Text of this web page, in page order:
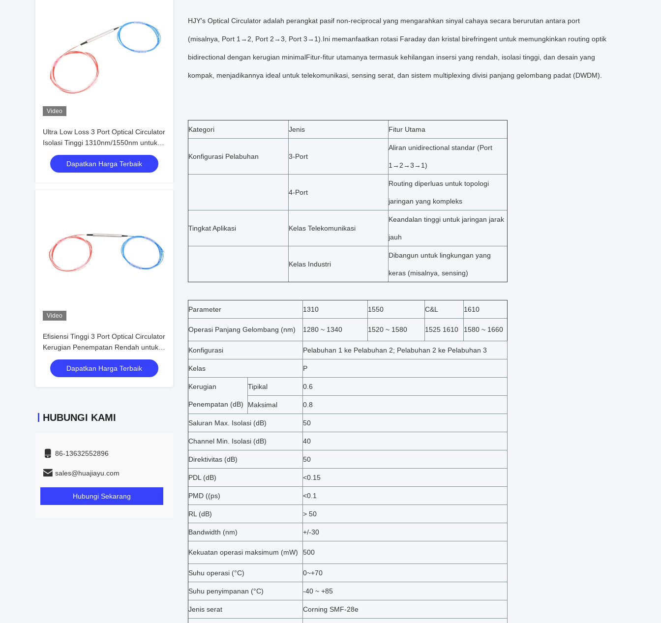
Video
Ultra Low Loss 3 Port Optical Circulator
Isolasi Tinggi 1310nm/1550nm untuk
Jaringan DWDM dan Serat
Dapatkan Harga Terbaik
Video
Efisiensi Tinggi 3 Port Optical Circulator
Kerugian Penempatan Rendah untuk
Aplikasi 1310nm atau 1550nm
Dapatkan Harga Terbaik
HUBUNGI KAMI
86-13632552896
sales@huajiayu.com
Hubungi Sekarang
HJY's Optical Circulator adalah perangkat pasif non-reciprocal yang mengarahkan sinyal cahaya secara berurutan antara port
(misalnya, Port 1→2, Port 2→3, Port 3→1).Ini memanfaatkan rotasi Faraday dan kristal birefringent untuk memungkinkan routing optik
bidirectional dengan kerugian minimalFitur-fitur utamanya termasuk kehilangan insersi yang rendah, isolasi tinggi, dan desain yang
kompak, menjadikannya ideal untuk telekomunikasi, sensing serat, dan sistem multiplexing divisi panjang gelombang padat (DWDM).
Kategori Jenis Fitur Utama
Konfigurasi Pelabuhan 3-Port
Aliran unidirectional standar (Port
1 → 2→3→ 1)
4-Port
Routing diperluas untuk topologi
jaringan yang kompleks
Tingkat Aplikasi Kelas Telekomunikasi
Keandalan tinggi untuk jaringan jarak
jauh
Kelas Industri
Dibangun untuk lingkungan yang
keras (misalnya, sensing)
Parameter 1310 1550 C&L 1610
Operasi Panjang Gelombang (nm) 1280 ~ 1340 1520 ~ 1580 1525 1610 1580 ~ 1660
Konfigurasi Pelabuhan 1 ke Pelabuhan 2; Pelabuhan 2 ke Pelabuhan 3
Kelas P
Kerugian
Penempatan (dB)
Tipikal 0.6
Maksimal 0.8
Saluran Max. Isolasi (dB) 50
Channel Min. Isolasi (dB) 40
Direktivitas (dB) 50
PDL (dB) <0.15
PMD ((ps) <0.1
RL (dB) > 50
Bandwidth (nm) +/-30
Kekuatan operasi maksimum (mW) 500
Suhu operasi (°C) 0~+70
Suhu penyimpanan (°C) -40 ~ +85
Jenis serat Corning SMF-28e